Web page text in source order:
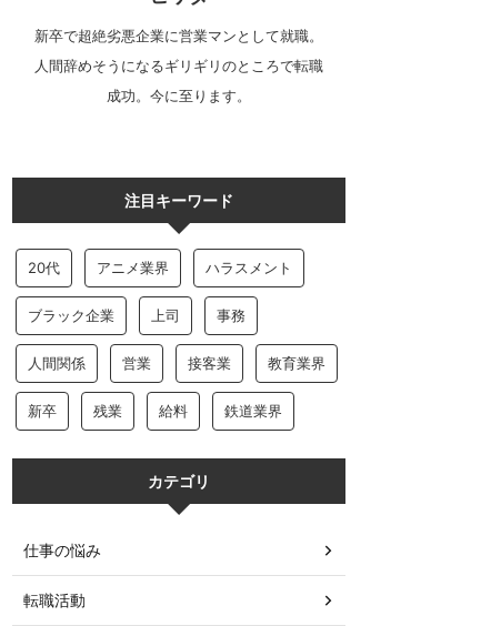
新卒で超絶劣悪企業に営業マンとして就職。
人間辞めそうになるギリギリのところで転職
成功。今に至ります。
注目キーワード
20代 アニメ業界 ハラスメント
ブラック企業 上司 事務
人間関係 営業 接客業 教育業界
新卒 残業 給料 鉄道業界
カテゴリ
仕事の悩み
転職活動